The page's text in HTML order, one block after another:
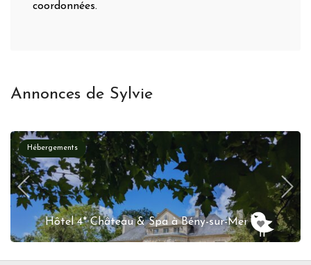
coordonnées.
Annonces de Sylvie
Hébergements
Hôtel 4* Château & Spa à Bény-sur-Mer
2 route de Courseulles, 14440 Bény-Sur-Mer